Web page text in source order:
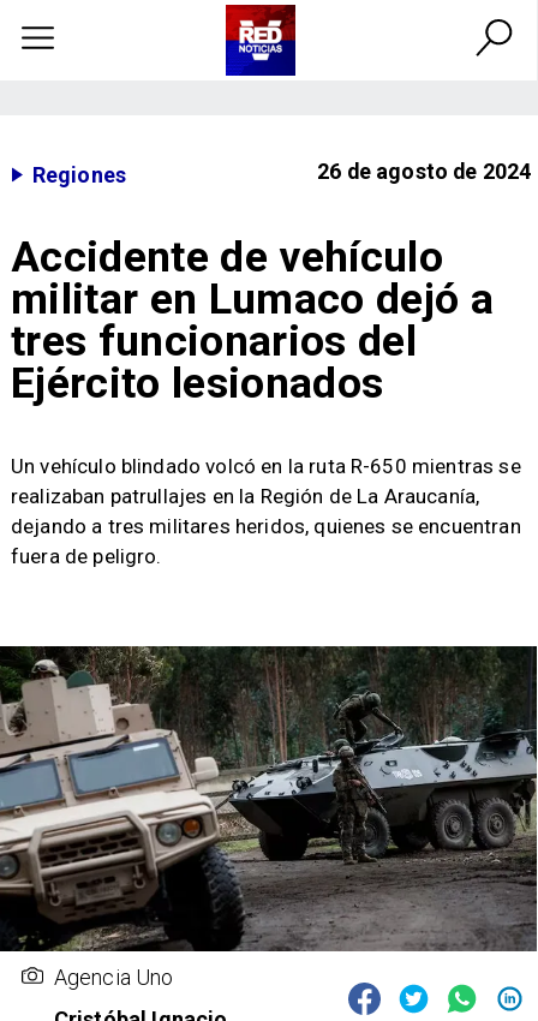
Regiones 26 de agosto de 2024
Accidente de vehículo
militar en Lumaco dejó a
tres funcionarios del
Ejército lesionados
​Un vehículo blindado volcó en la ruta R-650 mientras se
realizaban patrullajes en la Región de La Araucanía,
dejando a tres militares heridos, quienes se encuentran
fuera de peligro.
Agencia Uno